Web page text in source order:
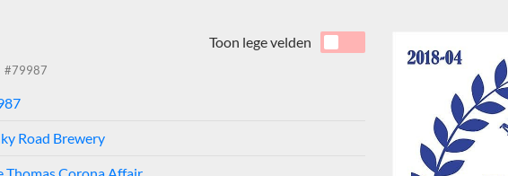
#79987
Toon lege velden
Road Brewery